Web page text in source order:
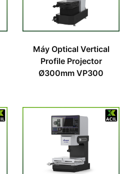
Máy Optical Vertical
Profile Projector
Ø300mm VP300